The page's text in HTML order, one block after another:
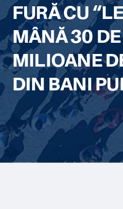
FURĂ CU
MÂNĂ 30 DE
MILIOANE
DIN BANI